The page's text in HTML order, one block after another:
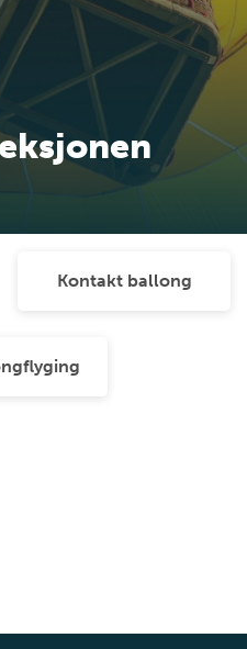
Kontakt ballong